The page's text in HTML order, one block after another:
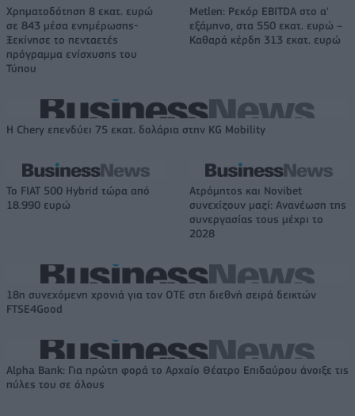
Χρηματοδότηση 8 εκατ. ευρώ
σε 843 μέσα ενημέρωσης-
Ξεκίνησε το πενταετές
πρόγραμμα ενίσχυσης του
Τύπου
Metlen: Ρεκόρ EBITDA στο α'
εξάμηνο, στα 550 εκατ. ευρώ –
Καθαρά κέρδη 313 εκατ. ευρώ
Η Chery επενδύει 75 εκατ. δολάρια στην KG Mobility
Το FIAT 500 Hybrid τώρα από
18.990 ευρώ
Ατρόμητος και Novibet
συνεχίζουν μαζί: Ανανέωση της
συνεργασίας τους μέχρι το
2028
18η συνεχόμενη χρονιά για τον ΟΤΕ στη διεθνή σειρά δεικτών
FTSE4Good
Alpha Bank: Για πρώτη φορά το Αρχαίο Θέατρο Επιδαύρου άνοιξε τις
πύλες του σε όλους